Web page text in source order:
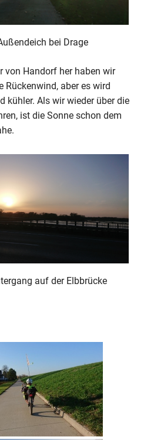
bei Drage
von Handorf her haben wir
Rückenwind, aber es wird
kühler. Als wir wieder über die
ist die Sonne schon dem
auf der Elbbrücke